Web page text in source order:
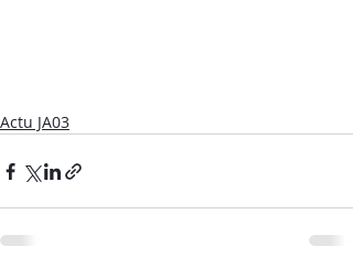
Actu JA03